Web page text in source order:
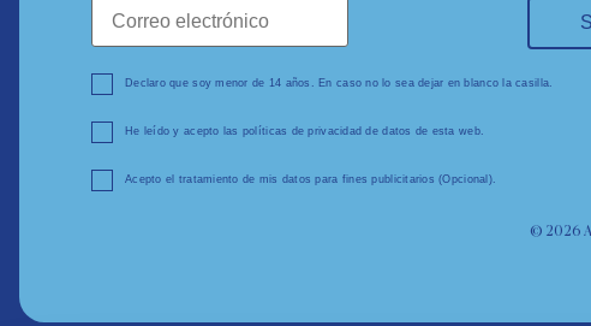
Declaro que soy menor de 14 años. En caso no lo sea dejar en blanco la casilla.
He leído y acepto las políticas de privacidad de datos de esta web.
Acepto el tratamiento de mis datos para fines publicitarios (Opcional).
© 2026